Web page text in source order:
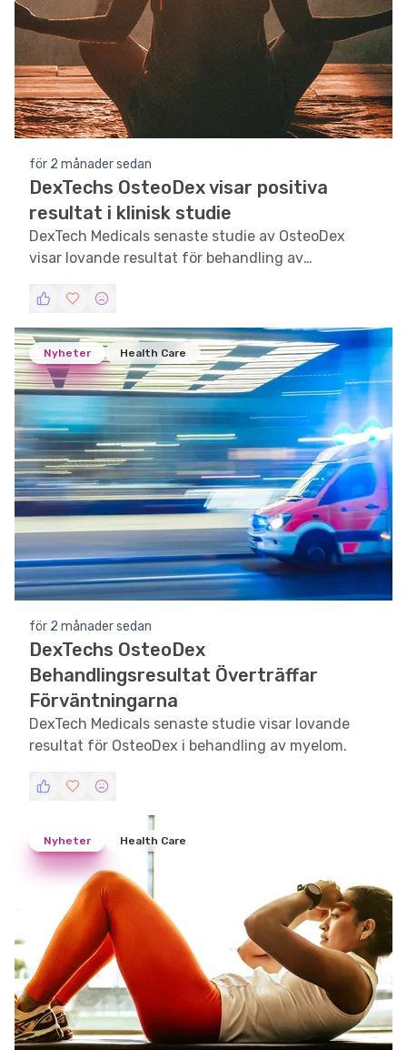
för 2 månader sedan
DexTechs OsteoDex visar positiva
resultat i klinisk studie
DexTech Medicals senaste studie av OsteoDex
visar lovande resultat för behandling av
sjukdom.
Nyheter Health Care
för 2 månader sedan
DexTechs OsteoDex
Behandlingsresultat Överträffar
Förväntningarna
DexTech Medicals senaste studie visar lovande
resultat för OsteoDex i behandling av myelom.
Nyheter Health Care